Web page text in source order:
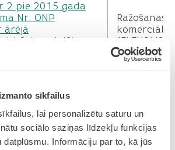
sīkfailus
lai personalizētu saturu un
sociālo saziņas līdzekļu funkcijas
datplūsmu. Informāciju par to, kā jūs
pie 2015.gada
Nr. ONP
ārējā
izbūvi un daļēju
novadā
Ražošanas
komerciālā
"ELEKOMS"
ēkas Zemgales
grīdas daļējo